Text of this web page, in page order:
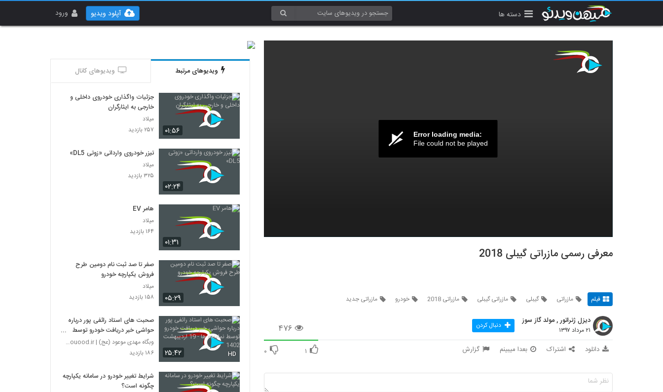
دسته ها ورود آپلود ویدیو
Error loading media:
File could not be played
معرفی رسمی مازراتی گیبلی 2018
فیلم مازراتی گیبلی مازراتی گیبلی مازراتی 2018 خودرو مازراتی جدید
۴۷۶
دیزل ژنراتور , مولد گاز سوز
۲۱ مرداد ۱۳۹۷ دنبال کردن
دانلود اشتراک بعدا میبینم گزارش ۱ ۰
ویدیوهای مرتبط ویدیوهای کانال
۰۱:۵۶
جزئیات واگذاری خودروی داخلی و
خارجی به ایثارگران
میلاد
۲۵۷ بازدید
۰۲:۲۴
تیزر خودروی وارداتی «زوتی DL5»
میلاد
۳۲۵ بازدید
۰۱:۳۱
هامر EV
میلاد
۱۶۴ بازدید
۰۵:۲۹
صفر تا صد ثبت نام دومین طرح
فروش یکپارچه خودرو
میلاد
۱۵۸ بازدید
۲۵:۴۲ HD
صحبت های استاد رائفی پور درباره
حواشی خبر دریافت خودرو توسط
نماینده ها - 19 اردیبهشت 1402
وبگاه مهدی موعود (عج) | mahdimouood.ir
۱۸۶ بازدید
شرایط تغییر خودرو در سامانه یکپارچه
چگونه است؟